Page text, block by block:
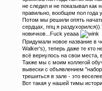
не следил и не показывал как
правильно, вообщем пол года
Потом мы решили опять
сердцах, ппц я
новичков...Fuck yeaaa
Придумали новое название в
Walker's), теперь даже те кто
всё вернулось на свои
Также мы с моим коллегой
вывески с объявлением
трешиться в зале - это
Вот такая у нашей тимы